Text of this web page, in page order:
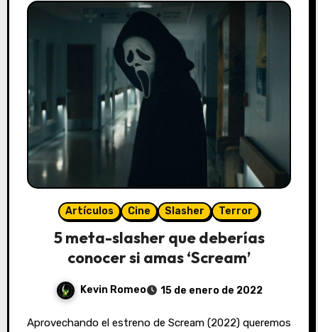
Artículos Cine Slasher Terror
5 meta-slasher que deberías
conocer si amas ‘Scream’
Kevin Romeo 15 de enero de 2022
Aprovechando el estreno de Scream (2022) queremos